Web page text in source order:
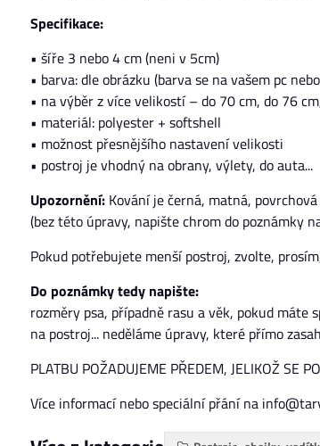
Specifikace:
• šíře 3 nebo 4 cm (neni v 5cm)
• barva: dle obrázku (barva se na vašem pc
• na výběr z více velikostí – do 70 cm, do 76
• materiál: polyester + softshell
• možnost přesnějšího nastavení velikosti
• postroj je vhodný na obrany, výlety, do auta...
Upozornění:Kování je černá, matná,
(bez této úpravy, napište chrom do poznámky
Pokud potřebujete menší postroj, zvolte,
Do poznámky tedy napište:
rozměry psa, případně rasu a věk, pokud
na postroj... neděláme úpravy, které přímo
PLATBU POŽADUJEME PŘEDEM, JELIKOŽ SE
Více informací nebo speciální přání na